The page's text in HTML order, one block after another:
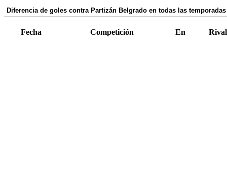
Diferencia de goles contra Partizán Belgrado en todas las
Fecha Competición En Rival